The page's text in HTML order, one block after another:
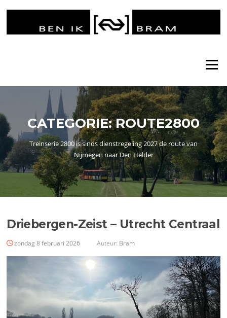
Menu
CATEGORIE:ROUTE2800
Treinserie 2800 is sinds dienstregeling 2027 de route van
Nijmegen naar Den Helder
Driebergen-Zeist – Utrecht Centraal
zondag 8 februari 2026 Auteur: Bram